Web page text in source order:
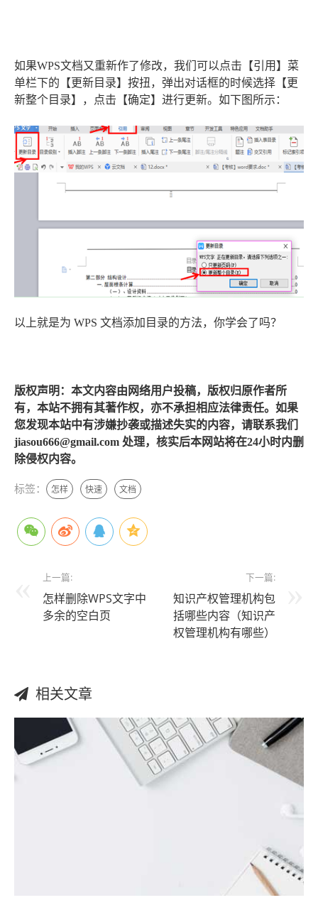
如果WPS文档又重新作了修改，我们可以点击【引用】菜
单栏下的【更新目录】按扭，弹出对话框的时候选择【更
新整个目录】，点击【确定】进行更新。如下图所示：
以上就是为 WPS 文档添加目录的方法，你学会了吗？
版权声明：本文内容由网络用户投稿，版权归原作者所
有，本站不拥有其著作权，亦不承担相应法律责任。如果
您发现本站中有涉嫌抄袭或描述失实的内容，请联系我们
jiasou666@gmail.com 处理，核实后本网站将在24小时内删
除侵权内容。
标签： 怎样 快速 文档
上一篇:
怎样删除WPS文字中
多余的空白页
下一篇:
知识产权管理机构包
括哪些内容（知识产
权管理机构有哪些）
相关文章